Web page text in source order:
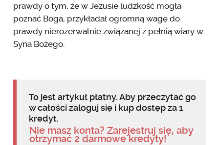
prawdy o tym, że w Jezusie ludzkość mogła
poznać Boga, przykładał ogromną wagę do
prawdy nierozerwalnie związanej z pełnią wiary w
Syna Bożego.
To jest artykuł płatny. Aby przeczytać go
w całości zaloguj się i kup dostęp za 1
kredyt.
Nie masz konta? Zarejestruj się, aby
otrzymać 2 darmowe kredyty!